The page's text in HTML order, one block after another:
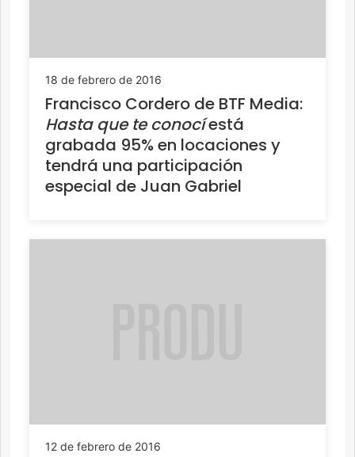
18 de febrero de 2016
Francisco Cordero de BTF Media:
Hasta que te conocíestá
grabada 95% en locaciones y
tendrá una participación
especial de Juan Gabriel
12 de febrero de 2016